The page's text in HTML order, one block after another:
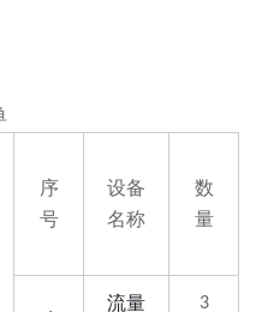
序
号
设备
名称
数
量
流量
3